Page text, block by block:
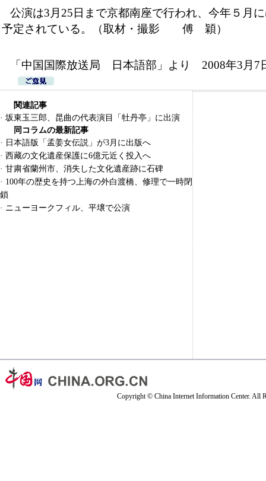
公演は3月25日まで京都南座で行われ、今年５月
予定されている。（取材・撮影 傅 穎）
「中国国際放送局 日本語部」より 2008年3月7
関連記事
· 坂東玉三郎、昆曲の代表演目「牡丹亭」に出演
同コラムの最新記事
· 日本語版「孟姜女伝説」が3月に出版へ
· 西藏の文化遺産保護に6億元近く投入へ
· 甘粛省蘭州市、消失した文化遺産跡に石碑
· 100年の歴史を持つ上海の外白渡橋、修理で一時閉
鎖
· ニューヨークフィル、平壌で公演